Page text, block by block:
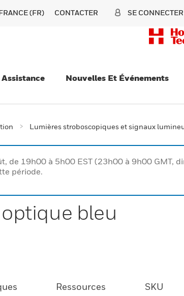
(FR) CONTACTER SE CONNECTER
Assistance Nouvelles Et Événements
Lumières stroboscopiques et signaux
de 19h00 à 5h00 EST (23h00 à 9h00 GMT,
période.
bleu
Ressources SKU